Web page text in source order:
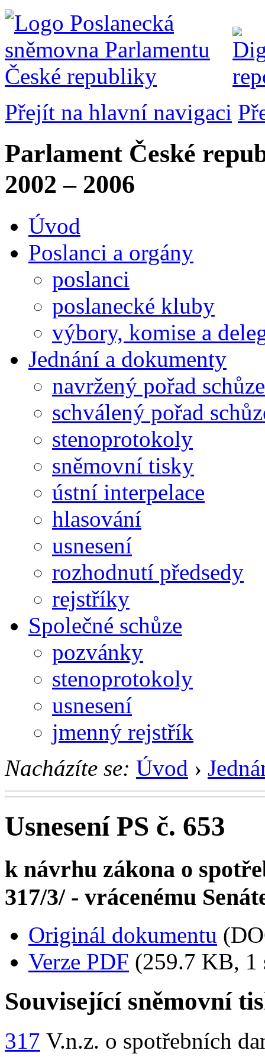
Přejít na hlavní navigaci
Parlament České
2002 – 2006
Úvod
Poslanci a orgány
poslanci
poslanecké kluby
výbory, komise a
Jednání a dokumenty
navržený pořad schůze
schválený pořad
stenoprotokoly
sněmovní tisky
ústní interpelace
hlasování
usnesení
rozhodnutí předsedy
rejstříky
Společné schůze
pozvánky
stenoprotokoly
usnesení
jmenný rejstřík
Nacházíte se: Úvod ›
Usnesení PS č. 653
k návrhu zákona o
317/3/ - vrácenému
Originál dokumentu
Verze PDF (259.7 KB, 1
Související sněmovní
317 V.n.z. o spotřebních